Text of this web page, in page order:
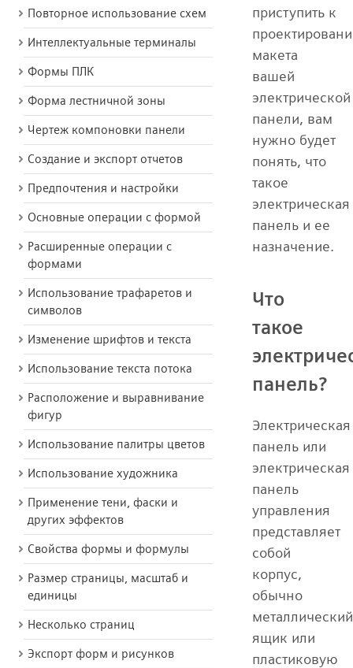
Повторное использование схем
Интеллектуальные терминалы
Формы ПЛК
Форма лестничной зоны
Чертеж компоновки панели
Создание и экспорт отчетов
Предпочтения и настройки
Основные операции с формой
Расширенные операции с
формами
Использование трафаретов и
символов
Изменение шрифтов и текста
Использование текста потока
Расположение и выравнивание
фигур
Использование палитры цветов
Использование художника
Применение тени, фаски и
других эффектов
Свойства формы и формулы
Размер страницы, масштаб и
единицы
Несколько страниц
Экспорт форм и рисунков
приступить к
макета
вашей
электрической
панели, вам
нужно будет
понять, что
такое
электрическая
панель и ее
назначение.
Что
такое
панель?
Электрическая
панель или
электрическая
панель
управления
представляет
собой
корпус,
обычно
металлический
ящик или
пластиковую